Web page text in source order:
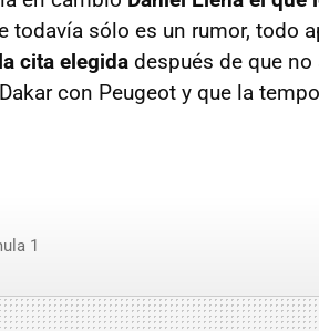
todavía sólo es un rumor, todo
cita elegida después de que no
con Peugeot y que la
1